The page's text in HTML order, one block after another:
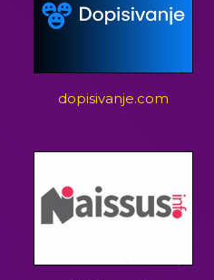
dopisivanje.com